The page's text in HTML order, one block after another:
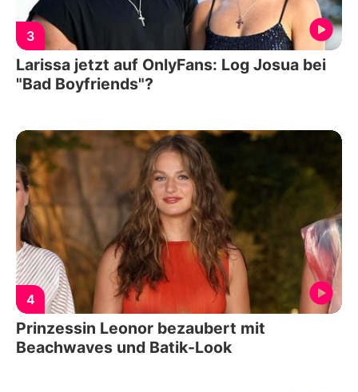
3
Larissa jetzt auf OnlyFans: Log Josua bei
"Bad Boyfriends"?
4
Prinzessin Leonor bezaubert mit
Beachwaves und Batik-Look